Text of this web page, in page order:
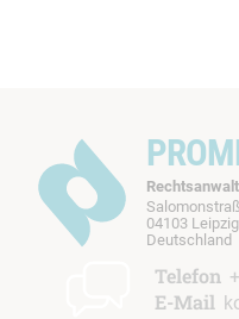
04103 Leipzig
Deutschland
b
Telefon
E-Mail